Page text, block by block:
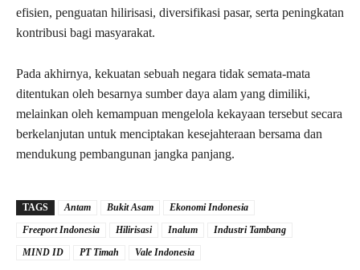
efisien, penguatan hilirisasi, diversifikasi pasar, serta peningkatan
kontribusi bagi masyarakat.
Pada akhirnya, kekuatan sebuah negara tidak semata-mata
ditentukan oleh besarnya sumber daya alam yang dimiliki,
melainkan oleh kemampuan mengelola kekayaan tersebut secara
berkelanjutan untuk menciptakan kesejahteraan bersama dan
mendukung pembangunan jangka panjang.
TAGS Antam Bukit Asam
Ekonomi Indonesia
Freeport Indonesia
Hilirisasi Inalum
Industri Tambang
MIND ID
PT Timah Vale Indonesia